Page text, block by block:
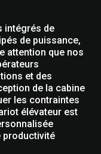
intégrés de
de puissance,
attention que nos
et des
de la cabine
les contraintes
élévateur est
productivité